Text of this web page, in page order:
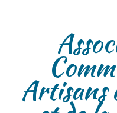
to
Artisans